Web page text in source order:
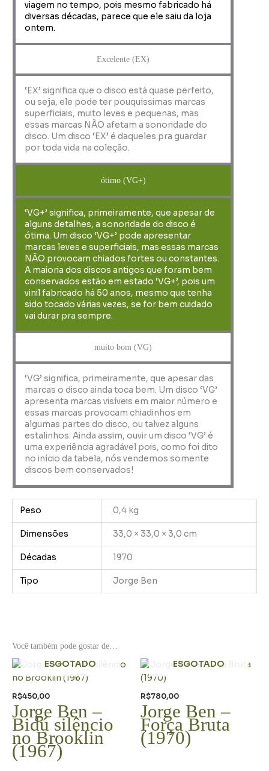
viagem no tempo, pois mesmo fabricado há
diversas décadas, parece que ele saiu da loja
ontem.
Excelente (EX)
‘EX’ significa que o disco está quase perfeito,
ou seja, ele pode ter pouquíssimas marcas
superficiais, muito leves e pequenas, mas
essas marcas NÃO afetam a sonoridade do
disco. Um disco ‘EX’ é daqueles pra guardar
por toda vida na coleção.
ótimo (VG+)
‘VG+’ significa, primeiramente, que apesar de
alguns detalhes, a sonoridade do disco é
ótima. Um disco ‘VG+’ pode apresentar
marcas leves e superficiais, mas essas marcas
NÃO provocam chiados fortes ou constantes.
A maioria dos discos antigos que foram bem
conservados estão em estado ‘VG+’, pois um
vinil fabricado há 50 anos, mesmo que tenha
sido tocado várias vezes, se for bem cuidado
vai durar pra sempre.
muito bom (VG)
‘VG’ significa, primeiramente, que apesar das
marcas o disco ainda toca bem. Um disco ‘VG’
apresenta marcas visíveis em maior número e
essas marcas provocam chiadinhos em
algumas partes do disco, ou talvez alguns
estalinhos. Ainda assim, ouvir um disco ‘VG’ é
uma experiência agradável pois, como foi dito
no início da tabela, nós vendemos somente
discos bem conservados!
Peso 0,4 kg
Dimensões 33,0 × 33,0 × 3,0 cm
Décadas 1970
Tipo Jorge Ben
Você também pode gostar de…
ESGOTADO
R$450,00
Jorge Ben –
Bidú silêncio
no Brooklin
(1967)
ESGOTADO
R$780,00
Jorge Ben –
Força Bruta
(1970)